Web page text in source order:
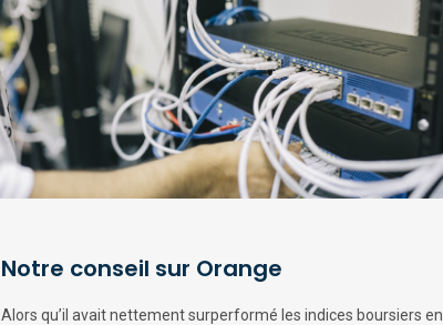
Notre conseil sur Orange
Alors qu’il avait nettement surperformé les indices boursiers en